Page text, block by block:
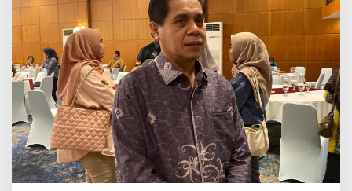
i
S
a
m
a
r
i
n
d
a
,
H